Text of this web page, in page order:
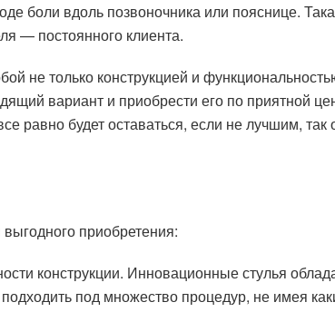
боли вдоль позвоночника или пояснице.
— постоянного клиента.
не только конструкцией и
вариант и приобрести его по приятной
равно будет оставаться, если не лучшим, так
приобретения:
конструкции. Инновационные стулья
под множество процедур, не имея